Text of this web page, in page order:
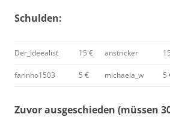
Schulden:
Der_Ideealist 15 € anstricker
farinho1503 5 € michaela_w 5
Zuvor ausgeschieden (müssen